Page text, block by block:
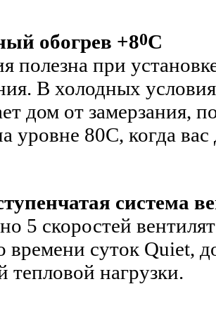
обогрев +80С
полезна при
В холодных
дом от замерзания,
уровне 80С, когда
система
5 скоростей
времени суток Quiet,
тепловой нагрузки.